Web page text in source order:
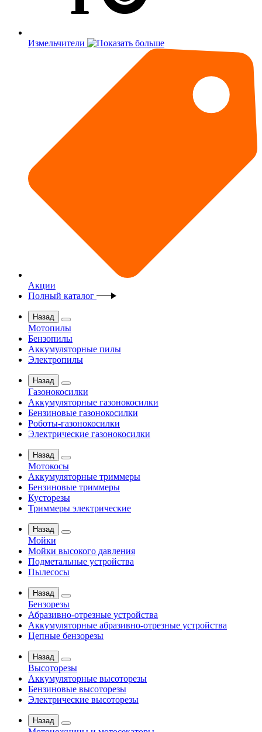
Измельчители
Акции
Полный каталог
Назад
Мотопилы
Бензопилы
Аккумуляторные пилы
Электропилы
Назад
Газонокосилки
Аккумуляторные газонокосилки
Бензиновые газонокосилки
Роботы-газонокосилки
Электрические газонокосилки
Назад
Мотокосы
Аккумуляторные триммеры
Бензиновые триммеры
Кусторезы
Триммеры электрические
Назад
Мойки
Мойки высокого давления
Подметальные устройства
Пылесосы
Назад
Бензорезы
Абразивно-отрезные устройства
Аккумуляторные абразивно-отрезные устройства
Цепные бензорезы
Назад
Высоторезы
Аккумуляторные высоторезы
Бензиновые высоторезы
Электрические высоторезы
Назад